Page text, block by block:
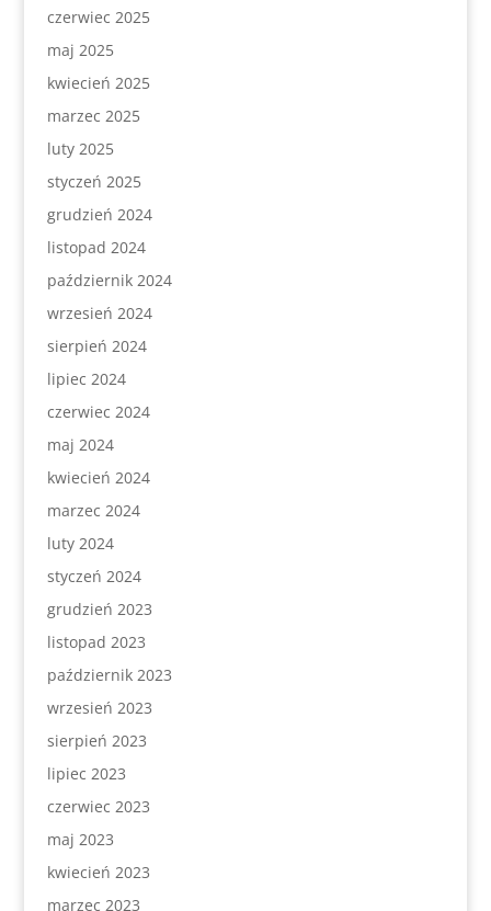
czerwiec 2025
maj 2025
kwiecień 2025
marzec 2025
luty 2025
styczeń 2025
grudzień 2024
listopad 2024
październik 2024
wrzesień 2024
sierpień 2024
lipiec 2024
czerwiec 2024
maj 2024
kwiecień 2024
marzec 2024
luty 2024
styczeń 2024
grudzień 2023
listopad 2023
październik 2023
wrzesień 2023
sierpień 2023
lipiec 2023
czerwiec 2023
maj 2023
kwiecień 2023
marzec 2023